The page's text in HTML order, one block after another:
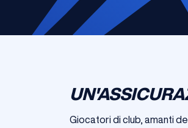
Giocatori di club, amanti